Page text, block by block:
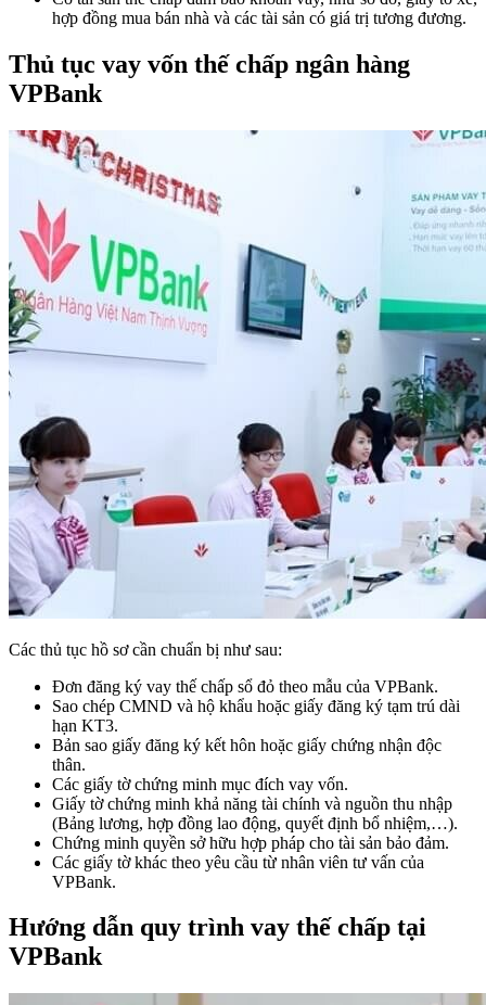
hợp đồng mua bán nhà và các tài sản có giá trị tương đương.
Thủ tục vay vốn thế chấp ngân hàng
VPBank
Các thủ tục hồ sơ cần chuẩn bị như sau:
Đơn đăng ký vay thế chấp sổ đỏ theo mẫu của VPBank.
Sao chép CMND và hộ khẩu hoặc giấy đăng ký tạm trú dài
hạn KT3.
Bản sao giấy đăng ký kết hôn hoặc giấy chứng nhận độc
thân.
Các giấy tờ chứng minh mục đích vay vốn.
Giấy tờ chứng minh khả năng tài chính và nguồn thu nhập
(Bảng lương, hợp đồng lao động, quyết định bổ nhiệm,…).
Chứng minh quyền sở hữu hợp pháp cho tài sản bảo đảm.
Các giấy tờ khác theo yêu cầu từ nhân viên tư vấn của
VPBank.
Hướng dẫn quy trình vay thế chấp tại
VPBank